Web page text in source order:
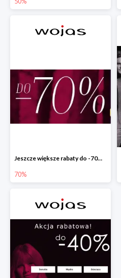
Jeszcze większe rabaty do -70% w Wojas
70%